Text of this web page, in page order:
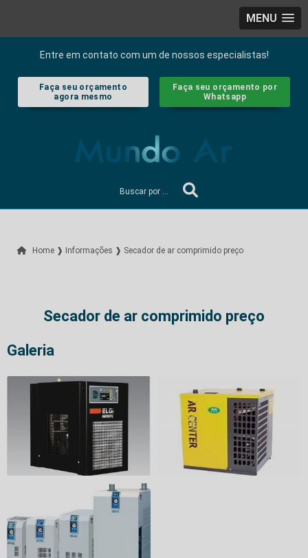
MENU
Entre em contato com um de nossos especialistas!
Faça seu orçamento
agora mesmo
Faça seu orçamento por
Whatsapp
Home ❱ Informações ❱ Secador de ar comprimido preço
Secador de ar comprimido preço
Galeria